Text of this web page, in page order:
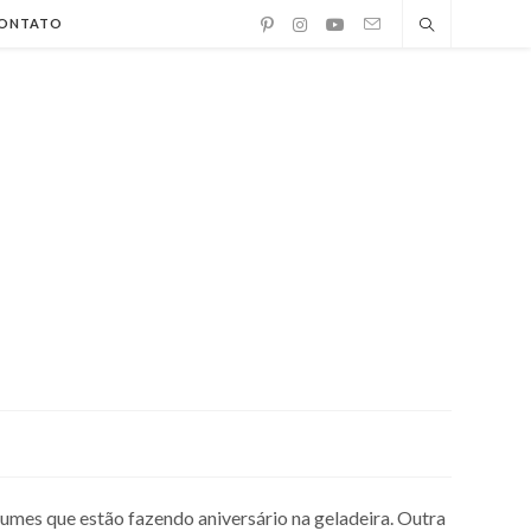
que estão fazendo aniversário na geladeira. Outra